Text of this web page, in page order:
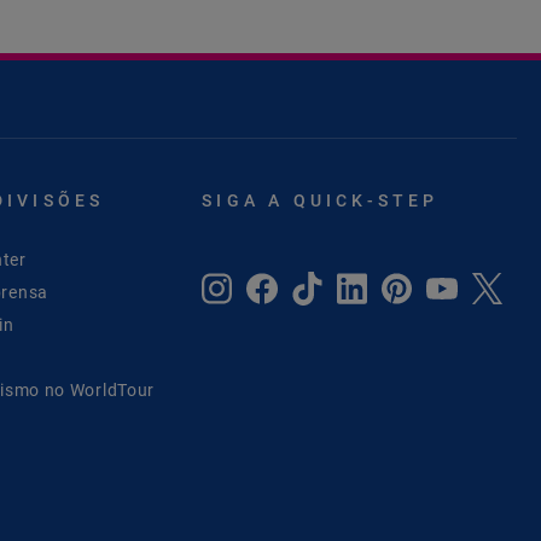
no WorldTour
SIGA A QUICK-STEP